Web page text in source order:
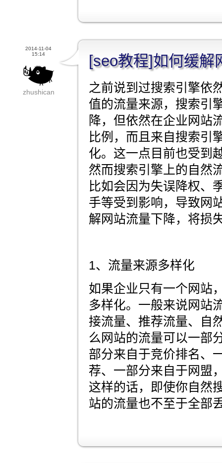
2014-11-04
15:14
zhushican
[seo教程]如何缓解
之前说到过搜索引擎依
值的流量来源，搜索引
降，但依然在企业网站
比例，而且来自搜索引
化。这一点目前也受到
然而搜索引擎上的自然
比如会因为失误降权、
手等受到影响，导致网
解网站流量下降，将损
1、流量来源多样化
如果企业只有一个网站
多样化。一般来说网站
接流量、推荐流量、自
么网站的流量可以一部
部分来自于竞价排名、
荐、一部分来自于网盟
这样的话，即使你自然
站的流量也不至于全部